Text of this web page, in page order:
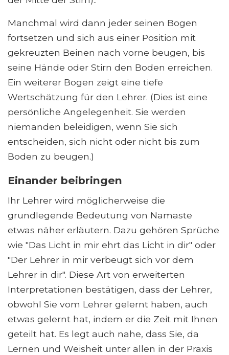
Manchmal wird dann jeder seinen Bogen
fortsetzen und sich aus einer Position mit
gekreuzten Beinen nach vorne beugen, bis
seine Hände oder Stirn den Boden erreichen.
Ein weiterer Bogen zeigt eine tiefe
Wertschätzung für den Lehrer. (Dies ist eine
persönliche Angelegenheit. Sie werden
niemanden beleidigen, wenn Sie sich
entscheiden, sich nicht oder nicht bis zum
Boden zu beugen.)
Einander beibringen
Ihr Lehrer wird möglicherweise die
grundlegende Bedeutung von Namaste
etwas näher erläutern. Dazu gehören Sprüche
wie "Das Licht in mir ehrt das Licht in dir" oder
"Der Lehrer in mir verbeugt sich vor dem
Lehrer in dir". Diese Art von erweiterten
Interpretationen bestätigen, dass der Lehrer,
obwohl Sie vom Lehrer gelernt haben, auch
etwas gelernt hat, indem er die Zeit mit Ihnen
geteilt hat. Es legt auch nahe, dass Sie, da
Lernen und Weisheit unter allen in der Praxis